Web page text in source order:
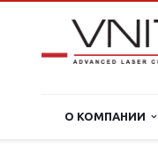
О КОМПАНИИ